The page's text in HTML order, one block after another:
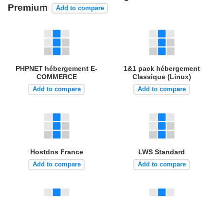
Premium
Add to compare
PHPNET hébergement E-
COMMERCE
Add to compare
1&1 pack hébergement
Classique (Linux)
Add to compare
Hostdns France
Add to compare
LWS Standard
Add to compare